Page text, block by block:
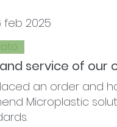
feb 2025
service of our
an order and
Microplastic